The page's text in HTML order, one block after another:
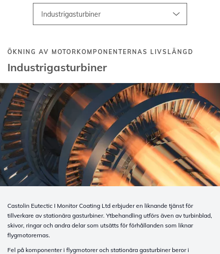
ÖKNING AV MOTORKOMPONENTERNAS LIVSLÄNGD
Industrigasturbiner
Castolin Eutectic I Monitor Coating Ltd erbjuder en liknande tjänst för
tillverkare av stationära gasturbiner. Ytbehandling utförs även av turbinblad,
skivor, ringar och andra delar som utsätts för förhållanden som liknar
flygmotorernas.
Fel på komponenter i flygmotorer och stationära gasturbiner beror i